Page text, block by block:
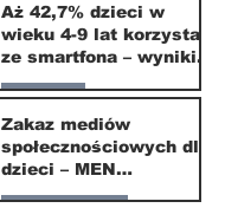
16 mar
Aż 42,7% dzieci w
wieku 4-9 lat korzysta
ze smartfona – wyniki
badania Krajowego
Instytutu Mediów
Parents
1 mar
Zakaz mediów
społecznościowych dla
dzieci – MEN
przedstawia projekt